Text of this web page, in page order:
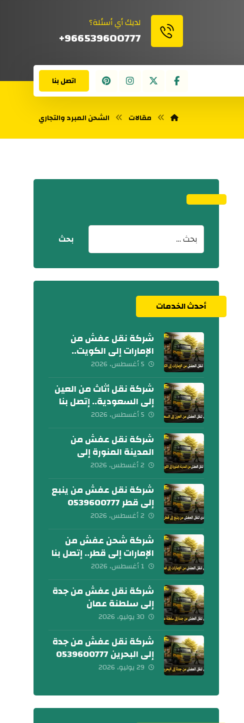
لديك أي أسئلة؟
966539600777+
اتصل بنا
مقالات الشحن المبرد والتجاري
أحدث الخدمات
شركة نقل عفش من
الإمارات إلى الكويت..
تواصل معنا الآن
5 أغسطس، 2026
شركة نقل أثاث من العين
إلى السعودية.. إتصل بنا
اليوم
5 أغسطس، 2026
شركة نقل عفش من
المدينة المنورة إلى
الكويت 0539600777
2 أغسطس، 2026
شركة نقل عفش من ينبع
إلى قطر 0539600777
2 أغسطس، 2026
شركة شحن عفش من
الإمارات إلى قطر.. إتصل بنا
الآن
1 أغسطس، 2026
شركة نقل عفش من جدة
إلى سلطنة عمان
0539600777
30 يوليو، 2026
شركة نقل عفش من جدة
إلى البحرين 0539600777
29 يوليو، 2026